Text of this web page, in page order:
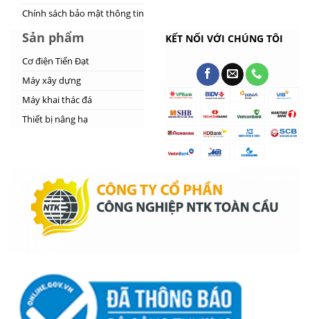
Chính sách bảo mật thông tin
Sản phẩm
Cơ điện Tiến Đạt
Máy xây dựng
Máy khai thác đá
Thiết bị nâng hạ
KẾT NỐI VỚI CHÚNG TÔI